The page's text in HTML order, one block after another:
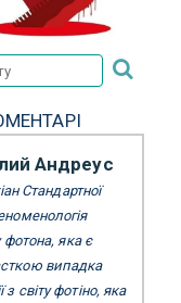
Андреус
Стандартної
фотона, яка є
випадка
з світу фотіно, яка